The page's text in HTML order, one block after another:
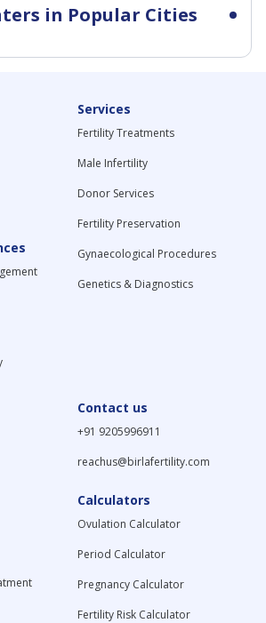
in Popular Cities
Services
Fertility Treatments
Male Infertility
Donor Services
Fertility Preservation
Gynaecological Procedures
Genetics & Diagnostics
Contact us
+91 9205996911
reachus@birlafertility.com
Calculators
Ovulation Calculator
Period Calculator
Pregnancy Calculator
Fertility Risk Calculator